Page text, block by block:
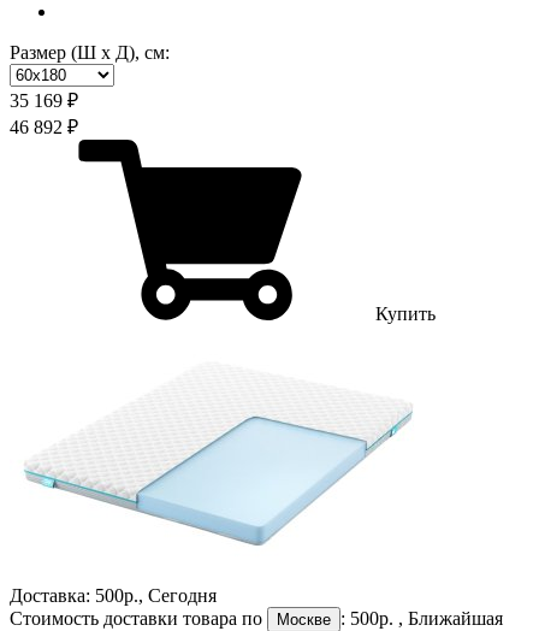
Размер (Ш х Д), см:
35 169 ₽
46 892 ₽
Купить
Доставка: 500р., Сегодня
Стоимость доставки товара по
Москве : 500р. , Ближайшая